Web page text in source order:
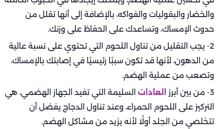
والخضار والبقوليات والفواكه، بالإضافة إلى أنها تقلل من
حدوث الإمساك، وتساعدك على الحفاظ على وزنك.
2- يجب التقليل من تناول اللحوم التي تحتوي على نسبة عالية
من الدهون، لأنها قد تكون سببًا رئيسيًا في إصابتك بالإمساك،
وتصعب من عملية الهضم.
3- من بين أبرز
العادات السليمة التي تفيد الجهاز الهضمي، هي
التركيز على اللحوم الحمراء، وعند تناول الدجاج يفضل أن
تتخلصي من الجلد أولًا لأنه يزيد من مشاكل الهضم.